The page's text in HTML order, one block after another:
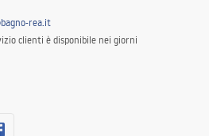
rea.it
clienti è disponibile nei giorni